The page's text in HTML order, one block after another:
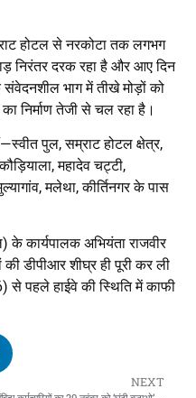
होटल से नरकोटा तक लगभग
निरंतर दरक रहा है और आए दिन
संवेदनशील भाग में तीखे मोड़ों को
निर्माण तेजी से चल रहा है।
पुल, सम्राट होटल क्षेत्र,
महादेव चट्टी,
मलेथा, कीर्तिनगर के पास
के कार्यपालक अभियंता राजवीर
की डीपीआर शीघ्र ही पूरी कर ली
से पहले हाईवे की स्थिति में काफी
NEXT